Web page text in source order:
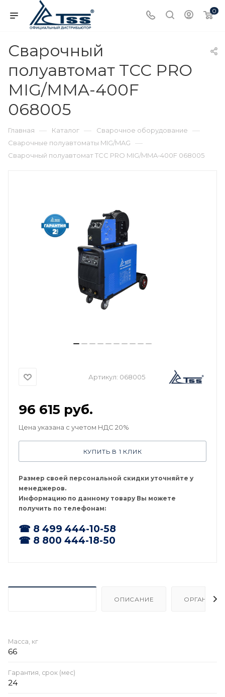
0
Сварочный
полуавтомат ТСС PRO
MIG/MMA-400F
068005
Главная — Каталог — Сварочное оборудование —
Сварочные полуавтоматы MIG/MAG —
Сварочный полуавтомат ТСС PRO MIG/MMA-400F 068005
Артикул: 068005
96 615 руб.
Цена указана с учетом НДС 20%
КУПИТЬ В 1 КЛИК
Размер своей персональной скидки уточняйте у
менеджеров.
Информацию по данному товару Вы можете
получить по телефонам:
☎ 8 499 444-10-58
☎ 8 800 444-18-50
ОПИСАНИЕ
Масса, кг
66
Гарантия, срок (мес)
24